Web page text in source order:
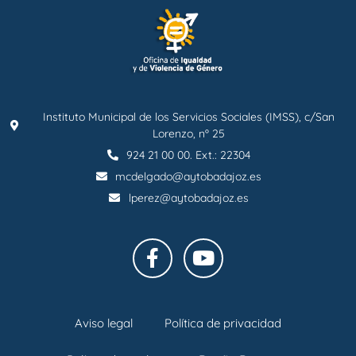
Instituto Municipal de los Servicios Sociales (IMSS), c/San
Lorenzo, nº 25
924 21 00 00. Ext.: 22304
mcdelgado@aytobadajoz.es
lperez@aytobadajoz.es
Aviso legal Política de privacidad